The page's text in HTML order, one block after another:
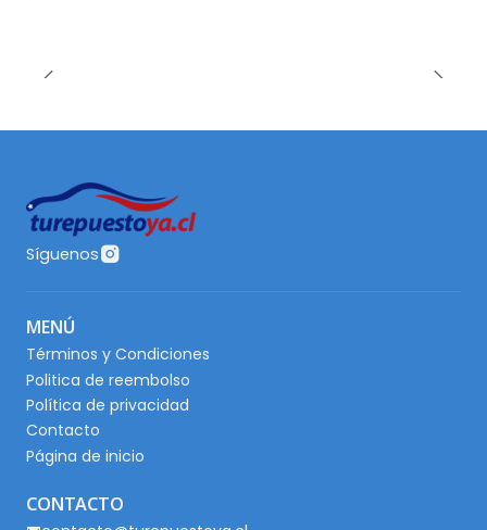
Síguenos
MENÚ
Términos y Condiciones
Politica de reembolso
Política de privacidad
Contacto
Página de inicio
CONTACTO